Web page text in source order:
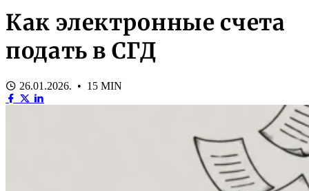
Как электронные счета
подать в СГД
26.01.2026. • 15 MIN